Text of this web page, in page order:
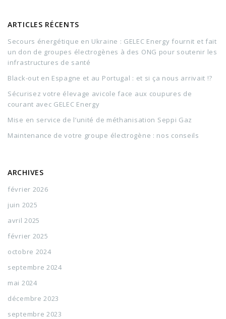
ARTICLES RÉCENTS
Secours énergétique en Ukraine : GELEC Energy fournit et fait
un don de groupes électrogènes à des ONG pour soutenir les
infrastructures de santé
Black-out en Espagne et au Portugal : et si ça nous arrivait !?
Sécurisez votre élevage avicole face aux coupures de
courant avec GELEC Energy
Mise en service de l’unité de méthanisation Seppi Gaz
Maintenance de votre groupe électrogène : nos conseils
ARCHIVES
février 2026
juin 2025
avril 2025
février 2025
octobre 2024
septembre 2024
mai 2024
décembre 2023
septembre 2023